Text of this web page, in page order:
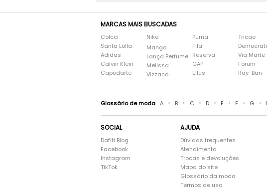
MARCAS MAIS BUSCADAS
Colcci
Santa Lolla
Adidas
Calvin Klein
Capodarte
Nike
Mango
Lança Perfume
Melissa
Vizzano
Puma
Fila
Reserva
GAP
Ellus
Tricae
Via Marte
Forum
Ray-Ban
Glossário de moda A • B • C • D • E • F • G •
SOCIAL
Dafiti Blog
Facebook
Instagram
TikTok
AJUDA
Dúvidas frequentes
Atendimento
Trocas e devoluções
Mapa do site
Glossário da moda
Termos de uso